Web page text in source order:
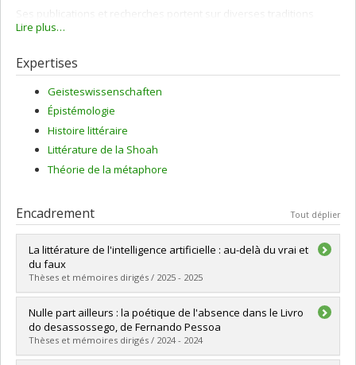
Ses publications et recherches portent sur diverses traditions
littéraires de la modernité (française, anglaise, portugaise,
axes principaux:
la théorie du langage,
l'histoire et l'historiographie littéraires,
les rapports entre la littérature et les médias,
l'économie culturelle de la modernité.
implications pour la pensée littéraire et philosophique, dans le
Lire plus…
Expertises
Geisteswissenschaften
Épistémologie
Histoire littéraire
Littérature de la Shoah
Théorie de la métaphore
Encadrement Tout déplier
La littérature de l'intelligence artificielle : au-delà du vrai et
du faux
Thèses et mémoires dirigés / 2025 - 2025
Diplômé(e) :Marto, Joaquín Jesús
Cycle :Doctorat
Diplôme obtenu :Ph. D.
Lien vers le document dans Papyrus
Nulle part ailleurs : la poétique de l'absence dans le Livro
do desassossego, de Fernando Pessoa
Thèses et mémoires dirigés / 2024 - 2024